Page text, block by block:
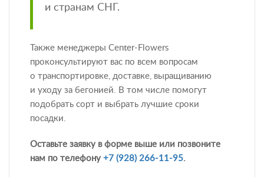
и странам СНГ.
Также менеджеры Center-Flowers
проконсультируют вас по всем вопросам
о транспортировке, доставке, выращиванию
и уходу за бегонией. В том числе помогут
подобрать сорт и выбрать лучшие сроки
посадки.
Оставьте заявку в форме выше или позвоните
нам по телефону +7 (928) 266-11-95.